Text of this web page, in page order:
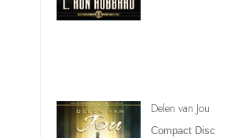
Delen van Jou
Compact Disc